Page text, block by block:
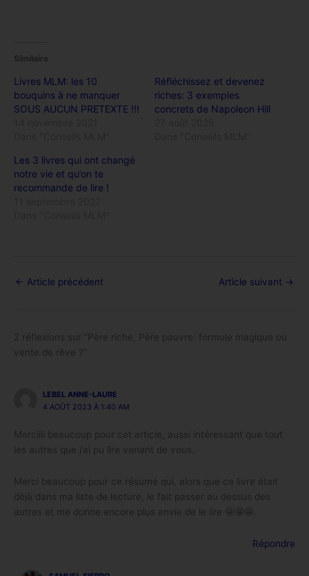
Similaire
Livres MLM: les 10
bouquins à ne manquer
SOUS AUCUN PRETEXTE !!!
Réfléchissez et devenez
riches: 3 exemples
concrets de Napoleon Hill
Les 3 livres qui ont changé
notre vie et qu’on te
recommande de lire !
← Article précédent Article suivant →
2 réflexions sur “Père riche, Père pauvre: formule magique ou
vente de rêve ?”
LEBEL ANNE-LAURE
4 AOÛT 2023 À 1:40 AM
Merciiii beaucoup pour cet article, aussi intéressant que tout
les autres que j’ai pu lire venant de vous.
Merci beaucoup pour ce résumé qui, alors que ce livre était
déjà dans ma liste de lecture, le fait passer au dessus des
autres et me donne encore plus envie de le lire 🤩🤩🤩.
Répondre